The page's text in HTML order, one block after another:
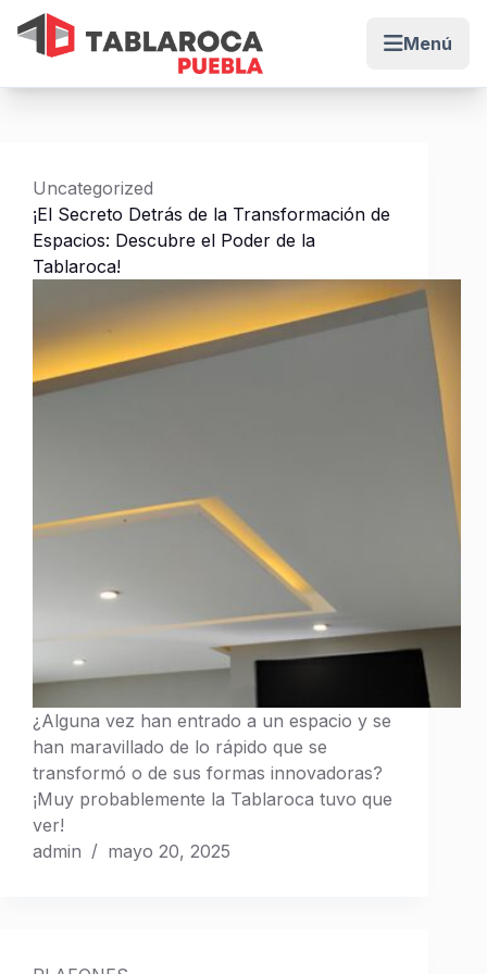
Abrir
Menú
Uncategorized
¡El Secreto Detrás de la Transformación de
Espacios: Descubre el Poder de la
Tablaroca!
¿Alguna vez han entrado a un espacio y se
han maravillado de lo rápido que se
transformó o de sus formas innovadoras?
¡Muy probablemente la Tablaroca tuvo que
ver!
admin
mayo 20, 2025